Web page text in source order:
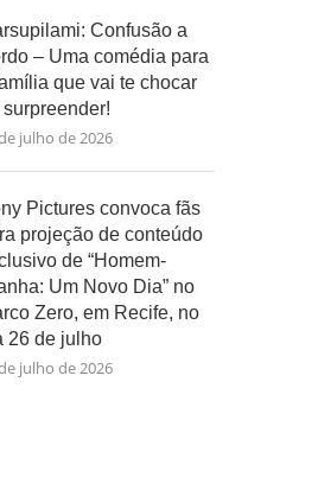
Confusão a
– Uma comédia para
que vai te chocar
julho de 2026
Pictures convoca fãs
projeção de conteúdo
de “Homem-
Um Novo Dia” no
Zero, em Recife, no
26 de julho
julho de 2026